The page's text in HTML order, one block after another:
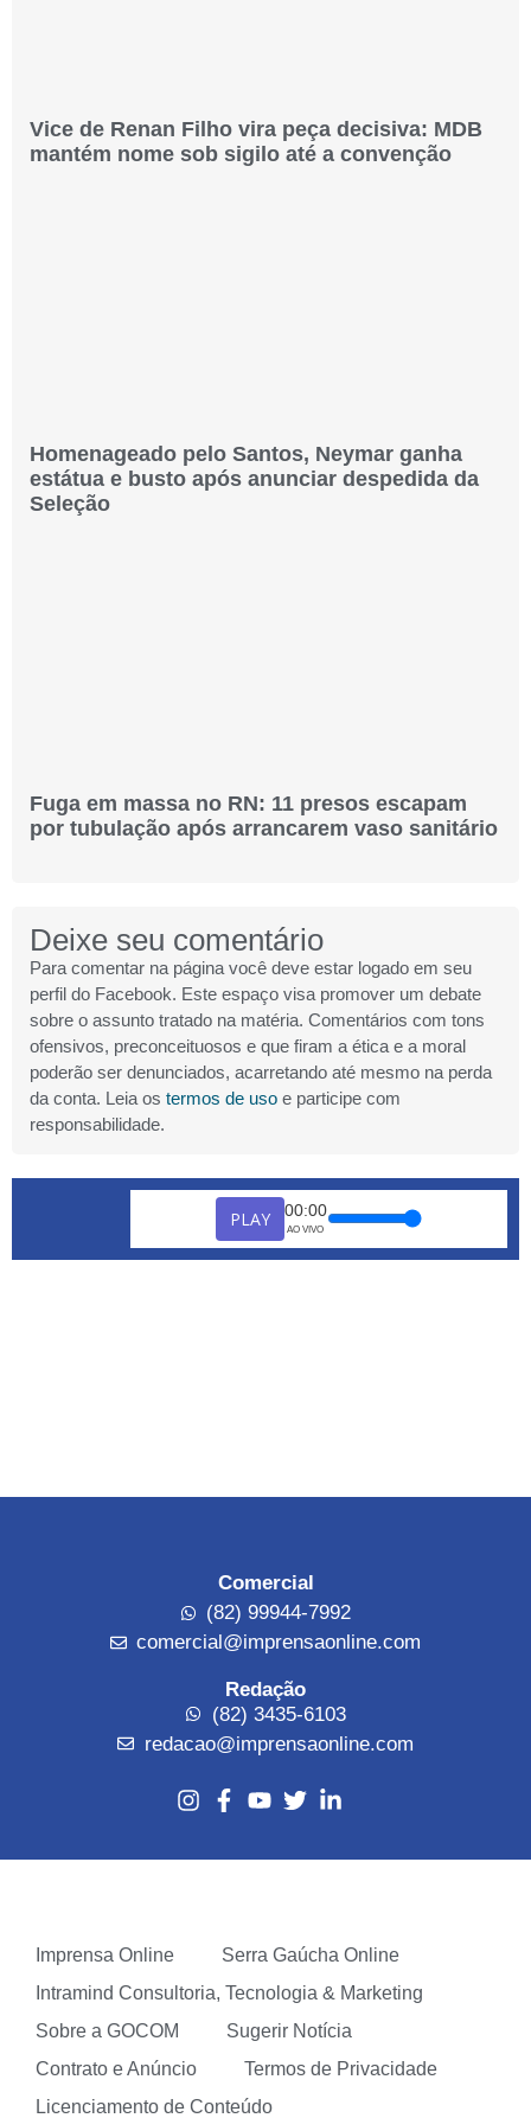
Vice de Renan Filho vira peça decisiva: MDB
mantém nome sob sigilo até a convenção
Homenageado pelo Santos, Neymar ganha
estátua e busto após anunciar despedida da
Seleção
Fuga em massa no RN: 11 presos escapam
por tubulação após arrancarem vaso sanitário
Deixe seu comentário
Para comentar na página você deve estar logado em seu
perfil do Facebook. Este espaço visa promover um debate
sobre o assunto tratado na matéria. Comentários com tons
ofensivos, preconceituosos e que firam a ética e a moral
poderão ser denunciados, acarretando até mesmo na perda
da conta. Leia os termos de uso e participe com
responsabilidade.
PLAY 00:00
AO VIVO
Comercial
(82) 99944-7992
comercial@imprensaonline.com
Redação
(82) 3435-6103
redacao@imprensaonline.com
Imprensa Online
Serra Gaúcha Online
Intramind Consultoria, Tecnologia & Marketing
Sobre a GOCOM
Sugerir Notícia
Contrato e Anúncio
Termos de Privacidade
Licenciamento de Conteúdo